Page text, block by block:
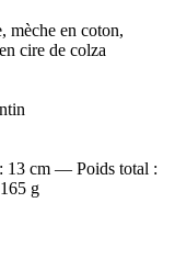
mèche en coton,
cire de colza
13 cm — Poids total :
g